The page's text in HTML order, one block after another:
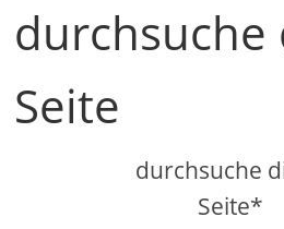
durchsuche
Seite
durchsuche
Seite*